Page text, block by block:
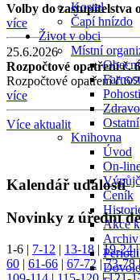
Kostel
Čapí hnízdo
Život v obci
Místní
Obecní
Farnost
Ostatní
Knihovna
Úvod
On-
Ceník
Akce
Volby do zastupitelstva
více
25.6.2026
Rozpočtové opatření č.
Rozpočtové opatření č.6/
více
Více aktualit
Kalendář událostí
Novinky z úřední
1-6 | 7-12 | 13-18 | 19-24
60 | 61-66 | 67-72 |73-78